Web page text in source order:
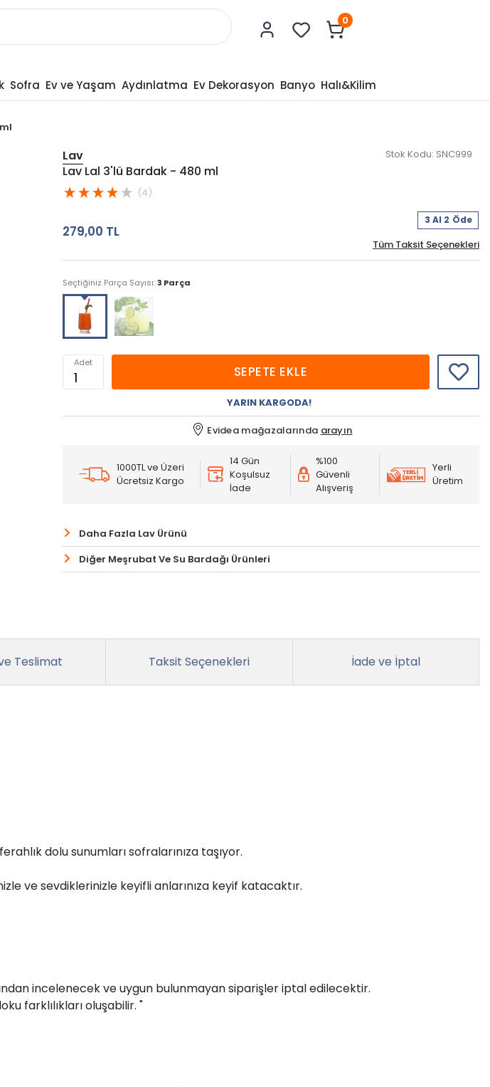
0
Sofra Ev ve Yaşam Aydınlatma Ev Dekorasyon Banyo Halı&Kilim
Lav Stok Kodu: SNC999
Lav Lal 3'lü Bardak - 480 ml
(4)
279,00 TL
3 Al 2 Öde
Tüm Taksit Seçenekleri
Seçtiğiniz Parça Sayısı:3 Parça
Adet
SEPETE EKLE
YARIN KARGODA!
Evidea mağazalarında arayın
1000TL ve Üzeri
Ücretsiz Kargo
14 Gün
Koşulsuz
İade
%100
Güvenli
Alışveriş
Yerli
Üretim
Daha Fazla Lav Ürünü
Diğer Meşrubat Ve Su Bardağı Ürünleri
Teslimat Taksit Seçenekleri İade ve İptal
dolu sunumları sofralarınıza taşıyor.
ve sevdiklerinizle keyifli anlarınıza keyif katacaktır.
incelenecek ve uygun bulunmayan siparişler iptal edilecektir.
farklılıkları oluşabilir. "